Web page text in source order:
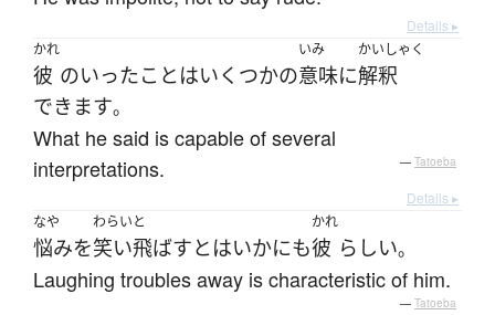
Details ▸
かれ
彼 のいったことはいくつかの
いみ
意味に
かいしゃく
解釈
できます。
What he said is capable of several
interpretations.
— Tatoeba
Details ▸
なや
悩みを
わらいと
笑い飛ばすとはいかにも
かれ
彼 らしい。
Laughing troubles away is characteristic of him.
— Tatoeba